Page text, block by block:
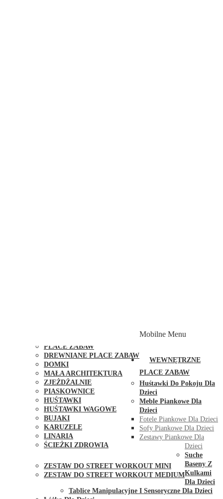
PLACE ZABAW
DREWNIANE PLACE ZABAW
DOMKI
MAŁA ARCHITEKTURA
ZJEŻDŻALNIE
PIASKOWNICE
HUŚTAWKI
HUŚTAWKI WAGOWE
BUJAKI
KARUZELE
LINARIA
ŚCIEŻKI ZDROWIA
ZESTAW DO STREET WORKOUT MINI
ZESTAW DO STREET WORKOUT MEDIUM
Mobilne Menu
WEWNĘTRZNE
PLACE ZABAW
Huśtawki Do Pokoju Dla
Dzieci
Meble Piankowe Dla
Dzieci
Fotele Piankowe Dla Dzieci
Sofy Piankowe Dla Dzieci
Zestawy Piankowe Dla
Dzieci
Suche
Baseny Z
Kulkami
Dla Dzieci
Tablice Manipulacyjne I Sensoryczne Dla Dzieci